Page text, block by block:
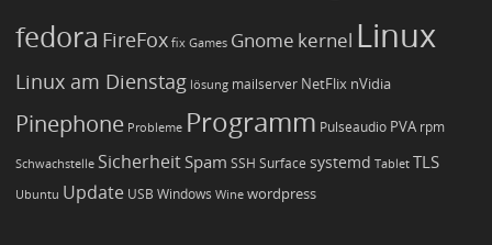
fedora FireFox fix Games Gnome kernel Linux
Linux am Dienstag lösung mailserver NetFlix nVidia
Pinephone Probleme Programm Pulseaudio PVA rpm
Schwachstelle Sicherheit Spam SSH Surface systemd Tablet TLS
Ubuntu Update USB Windows Wine wordpress